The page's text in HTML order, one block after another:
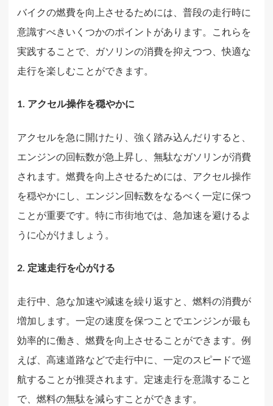
バイクの燃費を向上させるためには、普段の走行時に
意識すべきいくつかのポイントがあります。これらを
実践することで、ガソリンの消費を抑えつつ、快適な
走行を楽しむことができます。
1. アクセル操作を穏やかに
アクセルを急に開けたり、強く踏み込んだりすると、
エンジンの回転数が急上昇し、無駄なガソリンが消費
されます。燃費を向上させるためには、アクセル操作
を穏やかにし、エンジン回転数をなるべく一定に保つ
ことが重要です。特に市街地では、急加速を避けるよ
うに心がけましょう。
2. 定速走行を心がける
走行中、急な加速や減速を繰り返すと、燃料の消費が
増加します。一定の速度を保つことでエンジンが最も
効率的に働き、燃費を向上させることができます。例
えば、高速道路などで走行中に、一定のスピードで巡
航することが推奨されます。定速走行を意識すること
で、燃料の無駄を減らすことができます。